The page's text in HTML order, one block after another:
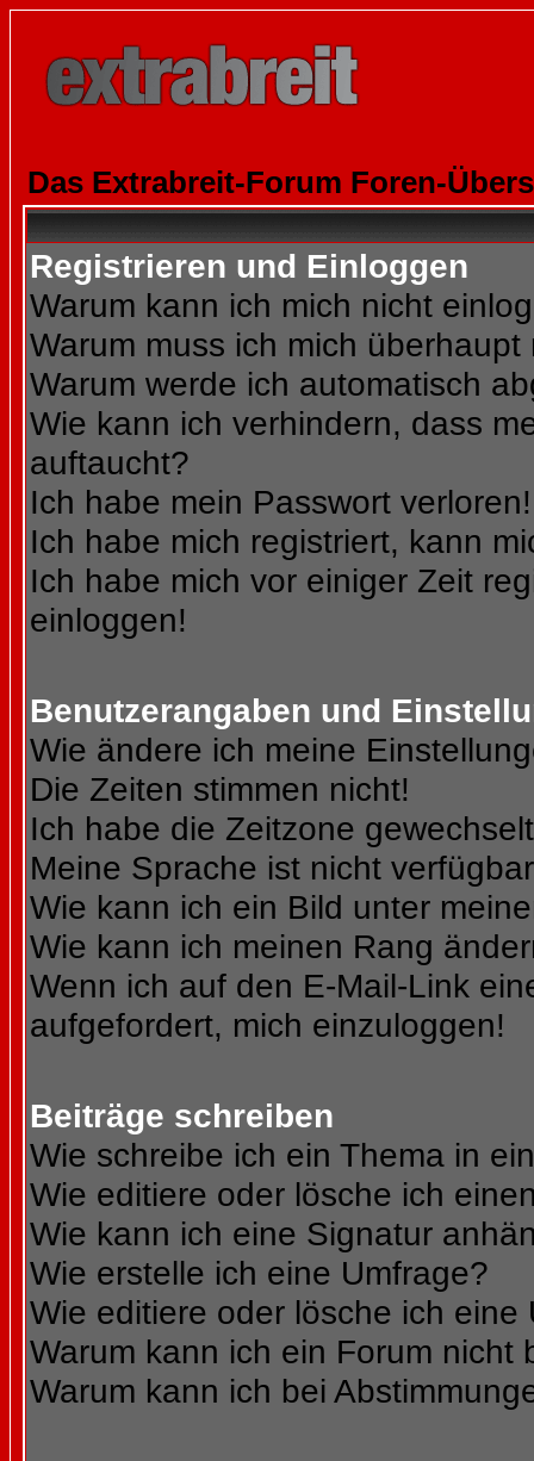
Das Extrabreit-Forum Foren-
Registrieren und Einloggen
Warum kann ich mich nicht
Warum muss ich mich überhaupt
Warum werde ich automatisch
Wie kann ich verhindern, dass
auftaucht?
Ich habe mein Passwort verloren!
Ich habe mich registriert, kann
Ich habe mich vor einiger Zeit
einloggen!
Benutzerangaben und
Wie ändere ich meine
Die Zeiten stimmen nicht!
Ich habe die Zeitzone
Meine Sprache ist nicht
Wie kann ich ein Bild unter
Wie kann ich meinen Rang
Wenn ich auf den E-Mail-Link
aufgefordert, mich einzuloggen!
Beiträge schreiben
Wie schreibe ich ein Thema in
Wie editiere oder lösche ich
Wie kann ich eine Signatur
Wie erstelle ich eine Umfrage?
Wie editiere oder lösche ich eine
Warum kann ich ein Forum nicht
Warum kann ich bei